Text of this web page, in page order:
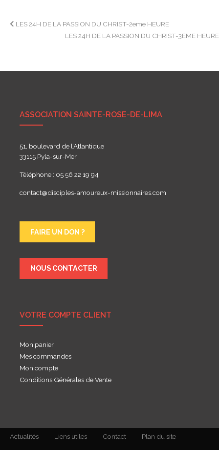
Navigation
l’article
LES 24H DE LA PASSION DU CHRIST-2eme HEURE
LES 24H DE LA PASSION DU CHRIST-3EME
ASSOCIATION SAINTE-ROSE-DE-LIMA
51, boulevard de l’Atlantique
33115 Pyla-sur-Mer
Téléphone : 05 56 22 19 94
contact@disciples-amoureux-missionnaires.com
FAIRE UN DON ?
NOUS CONTACTER
VOTRE COMPTE CLIENT
Mon panier
Mes commandes
Mon compte
Conditions Générales de Vente
Actualités Liens utiles Contact Plan du site